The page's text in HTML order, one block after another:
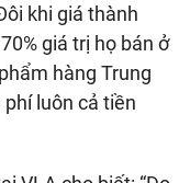
khi giá thành
giá trị họ bán ở
hàng Trung
phí luôn cả tiền